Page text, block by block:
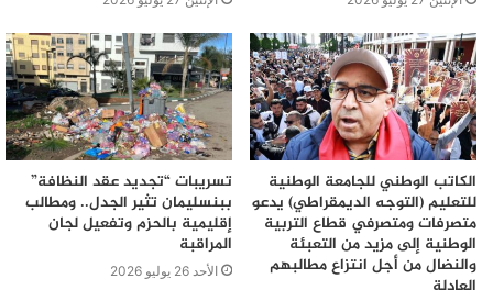
الكاتب الوطني للجامعة الوطنية
للتعليم (التوجه الديمقراطي) يدعو
متصرفات ومتصرفي قطاع التربية
الوطنية إلى مزيد من التعبئة
والنضال من أجل انتزاع مطالبهم
العادلة
تسريبات “تجديد عقد النظافة”
ببنسليمان تثير الجدل.. ومطالب
إقليمية بالحزم وتفعيل لجان
المراقبة
الأحد 26 يوليو 2026